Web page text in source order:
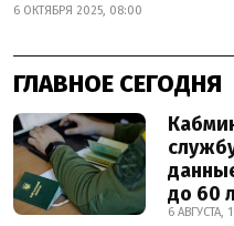
6 ОКТЯБРЯ 2025, 08:00
ГЛАВНОЕ СЕГОДНЯ
до 60
6 АВГУСТА,